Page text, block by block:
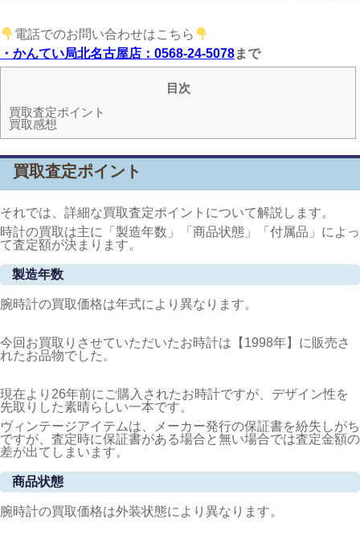
電話でのお問い合わせはこちら
・かんてい局北名古屋店：0568-24-5078まで
目次
買取査定ポイント
買取感想
買取査定ポイント
それでは、詳細な買取査定ポイントについて解説します。
時計の買取は主に「製造年数」「商品状態」「付属品」によっ
て査定額が決まります。
製造年数
腕時計の買取価格は年式により異なります。
今回お買取りさせていただいたお時計は【1998年】に販売さ
れたお品物でした。
現在より26年前にご購入されたお時計ですが、デザイン性を
先取りした素晴らしい一本です。
ヴィンテージアイテムは、メーカー発行の保証書を紛失しがち
ですが、査定時に保証書がある場合と無い場合では査定金額の
差が出てしまいます。
商品状態
腕時計の買取価格は外装状態により異なります。